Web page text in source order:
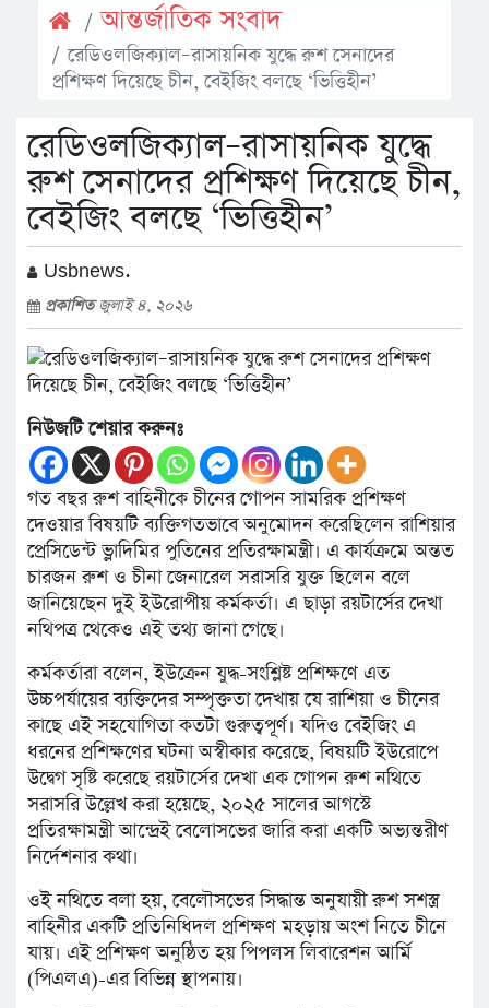
আন্তর্জাতিক সংবাদ
রেডিওলজিক্যাল–রাসায়নিক যুদ্ধে রুশ সেনাদের
প্রশিক্ষণ দিয়েছে চীন, বেইজিং বলছে ‘ভিত্তিহীন’
রেডিওলজিক্যাল–রাসায়নিক যুদ্ধে
রুশ সেনাদের প্রশিক্ষণ দিয়েছে চীন,
বেইজিং বলছে ‘ভিত্তিহীন’
Usbnews.
প্রকাশিতজুলাই ৪, ২০২৬
নিউজটি শেয়ার করুনঃ
গত বছর রুশ বাহিনীকে চীনের গোপন সামরিক প্রশিক্ষণ
দেওয়ার বিষয়টি ব্যক্তিগতভাবে অনুমোদন করেছিলেন রাশিয়ার
প্রেসিডেন্ট ভ্লাদিমির পুতিনের প্রতিরক্ষামন্ত্রী। এ কার্যক্রমে অন্তত
চারজন রুশ ও চীনা জেনারেল সরাসরি যুক্ত ছিলেন বলে
জানিয়েছেন দুই ইউরোপীয় কর্মকর্তা। এ ছাড়া রয়টার্সের দেখা
নথিপত্র থেকেও এই তথ্য জানা গেছে।
কর্মকর্তারা বলেন, ইউক্রেন যুদ্ধ-সংশ্লিষ্ট প্রশিক্ষণে এত
উচ্চপর্যায়ের ব্যক্তিদের সম্পৃক্ততা দেখায় যে রাশিয়া ও চীনের
কাছে এই সহযোগিতা কতটা গুরুত্বপূর্ণ। যদিও বেইজিং এ
ধরনের প্রশিক্ষণের ঘটনা অস্বীকার করেছে, বিষয়টি ইউরোপে
উদ্বেগ সৃষ্টি করেছে রয়টার্সের দেখা এক গোপন রুশ নথিতে
সরাসরি উল্লেখ করা হয়েছে, ২০২৫ সালের আগস্টে
প্রতিরক্ষামন্ত্রী আন্দ্রেই বেলোসভের জারি করা একটি অভ্যন্তরীণ
নির্দেশনার কথা।
ওই নথিতে বলা হয়, বেলৌসভের সিদ্ধান্ত অনুযায়ী রুশ সশস্ত্র
বাহিনীর একটি প্রতিনিধিদল প্রশিক্ষণ মহড়ায় অংশ নিতে চীনে
যায়। এই প্রশিক্ষণ অনুষ্ঠিত হয় পিপলস লিবারেশন আর্মি
(পিএলএ)-এর বিভিন্ন স্থাপনায়।